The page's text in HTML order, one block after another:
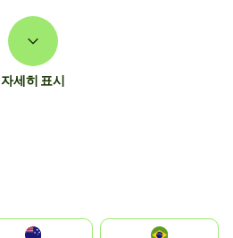
자세히 표시